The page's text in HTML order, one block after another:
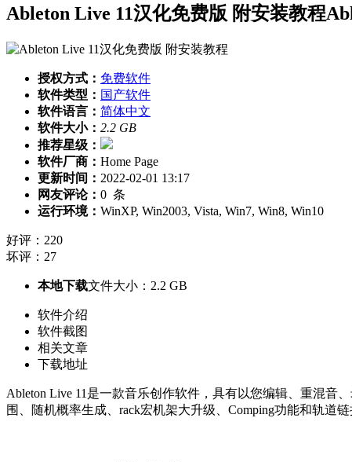
Ableton Live 11汉化免费版 附安装教程
授权方式： 免费软件
软件类型： 国产软件
软件语言： 简体中文
软件大小： 2.2 GB
推荐星级：
软件厂商： Home Page
更新时间： 2022-02-01 13:17
网友评论： 0 条
运行环境： WinXP, Win2003, Vista, Win7, Win8, Win10
好评：220
坏评：27
本地下载文件大小：2.2 GB
软件介绍
软件截图
相关文章
下载地址
Ableton Live 11是一款音乐创作软件，具有以您编辑、重混音
围、随机概率生成、rack宏机架大升级、Comping功能和轨道